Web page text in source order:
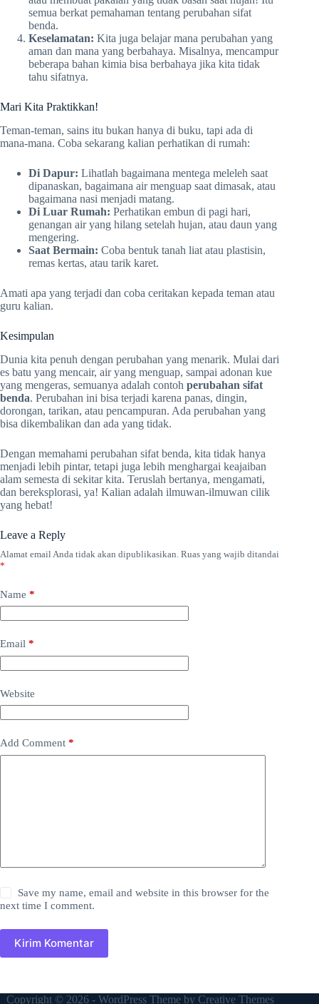
semua berkat pemahaman tentang perubahan sifat
benda.
Keselamatan: Kita juga belajar mana perubahan yang
aman dan mana yang berbahaya. Misalnya, mencampur
beberapa bahan kimia bisa berbahaya jika kita tidak
tahu sifatnya.
Mari Kita Praktikkan!
Teman-teman, sains itu bukan hanya di buku, tapi ada di
mana-mana. Coba sekarang kalian perhatikan di rumah:
Di Dapur: Lihatlah bagaimana mentega meleleh saat
dipanaskan, bagaimana air menguap saat dimasak, atau
bagaimana nasi menjadi matang.
Di Luar Rumah: Perhatikan embun di pagi hari,
genangan air yang hilang setelah hujan, atau daun yang
mengering.
Saat Bermain: Coba bentuk tanah liat atau plastisin,
remas kertas, atau tarik karet.
Amati apa yang terjadi dan coba ceritakan kepada teman atau
guru kalian.
Kesimpulan
Dunia kita penuh dengan perubahan yang menarik. Mulai dari
es batu yang mencair, air yang menguap, sampai adonan kue
yang mengeras, semuanya adalah contoh perubahan sifat
benda. Perubahan ini bisa terjadi karena panas, dingin,
dorongan, tarikan, atau pencampuran. Ada perubahan yang
bisa dikembalikan dan ada yang tidak.
Dengan memahami perubahan sifat benda, kita tidak hanya
menjadi lebih pintar, tetapi juga lebih menghargai keajaiban
alam semesta di sekitar kita. Teruslah bertanya, mengamati,
dan bereksplorasi, ya! Kalian adalah ilmuwan-ilmuwan cilik
yang hebat!
Leave a Reply
Alamat email Anda tidak akan dipublikasikan. Ruas yang wajib ditandai
*
Name *
Email *
Website
Add Comment *
Save my name, email and website in this browser for the
next time I comment.
Kirim Komentar
Copyright © 2026 - WordPress Theme by Creative Themes